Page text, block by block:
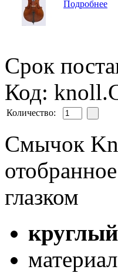
Подробнее
Срок
Код:
Количество:
Cмычок
глазком
круглый